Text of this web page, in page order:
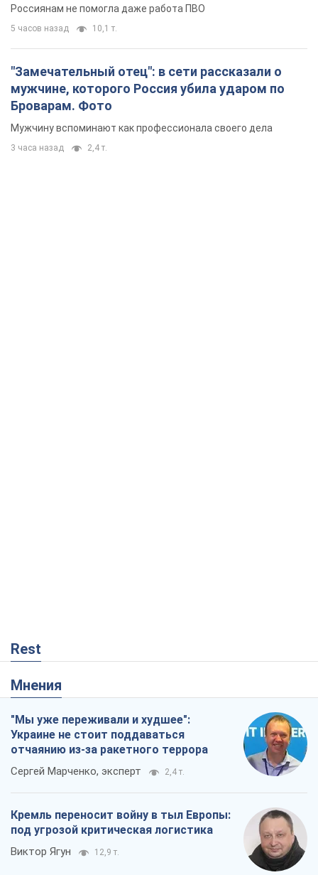
Россиянам не помогла даже работа ПВО
5 часов назад 10,1 т.
"Замечательный отец": в сети рассказали о
мужчине, которого Россия убила ударом по
Броварам. Фото
Мужчину вспоминают как профессионала своего дела
3 часа назад 2,4 т.
Rest
Мнения
"Мы уже переживали и худшее":
Украине не стоит поддаваться
отчаянию из-за ракетного террора
Сергей Марченко, эксперт 2,4 т.
Кремль переносит войну в тыл Европы:
под угрозой критическая логистика
Виктор Ягун 12,9 т.